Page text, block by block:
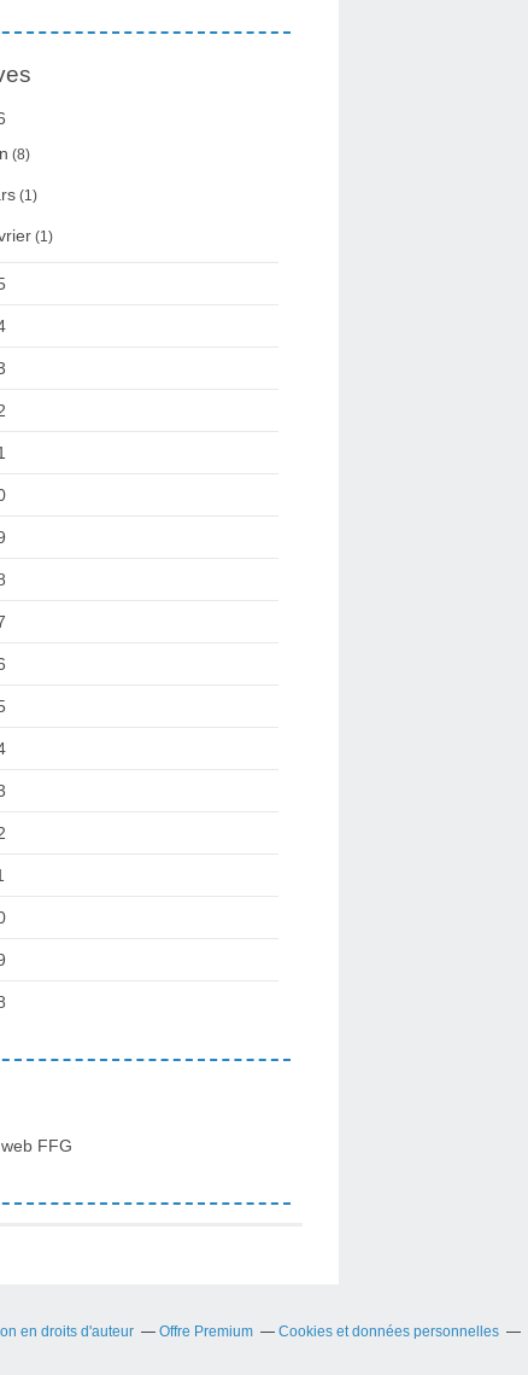
(8)
(1)
(1)
FFG
en droits d'auteur Offre Premium
Cookies et données personnelles